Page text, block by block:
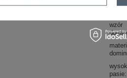
wzór
pasie